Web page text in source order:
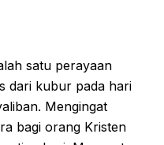
satu perayaan
dari kubur pada hari
Mengingat
bagi orang Kristen